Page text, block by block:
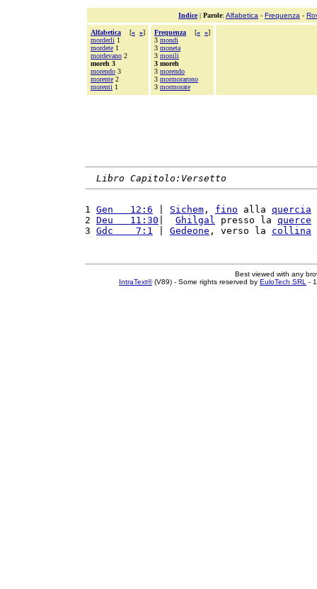
Indice| Parole: Alfabetica - Frequenza -
Alfabetica [« »]
morderli 1
mordete 1
mordevano 2
moreh 3
morendo 3
morente 2
morenti 1
Frequenza [« »]
3 mondi
3 moneta
3 monili
3 moreh
3 morendo
3 mormorarono
3 mormorate
Libro Capitolo:Versetto
1 Gen   12:6 Sichem , fino alla quercia
2 Deu   11:30 Ghilgal presso la querce
3 Gdc    7:1 Gedeone , verso la collina
Best viewed with any
IntraText®(V89) - Some rights reserved by EuloTech SRL -